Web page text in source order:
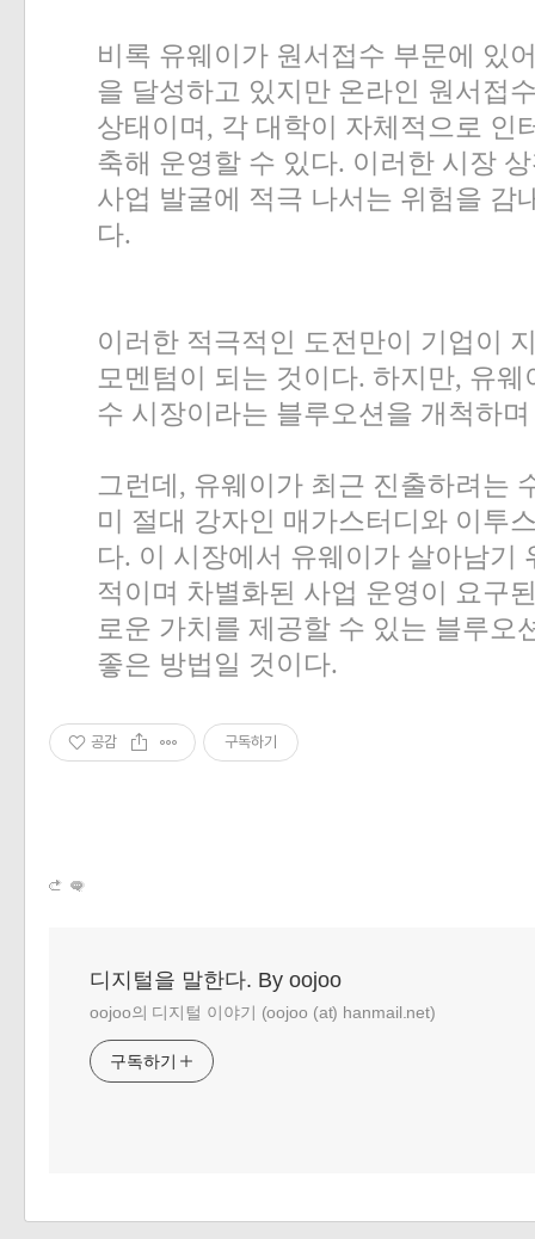
비록 유웨이가 원서접수 부문에 있
을 달성하고 있지만 온라인 원서접
상태이며, 각 대학이 자체적으로 인
축해 운영할 수 있다. 이러한 시장
사업 발굴에 적극 나서는 위험을 감
다.
이러한 적극적인 도전만이 기업이
모멘텀이 되는 것이다. 하지만, 유웨
수 시장이라는 블루오션을 개척하
그런데, 유웨이가 최근 진출하려는
미 절대 강자인 매가스터디와 이투
다. 이 시장에서 유웨이가 살아남기
적이며 차별화된 사업 운영이 요구
로운 가치를 제공할 수 있는 블루오
좋은 방법일 것이다.
공감 구독하기
디지털을 말한다. By oojoo
oojoo의 디지털 이야기 (oojoo (at) hanmail.net)
구독하기